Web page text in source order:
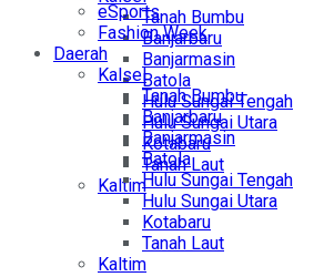
Tanah Bumbu
Banjarbaru
Banjarmasin
Batola
Hulu Sungai Tengah
Hulu Sungai Utara
Kotabaru
Tanah Laut
Kaltim
eSports
Fashion Week
Daerah
Kalsel
Tanah Bumbu
Banjarbaru
Banjarmasin
Batola
Hulu Sungai Tengah
Hulu Sungai Utara
Kotabaru
Tanah Laut
Kaltim